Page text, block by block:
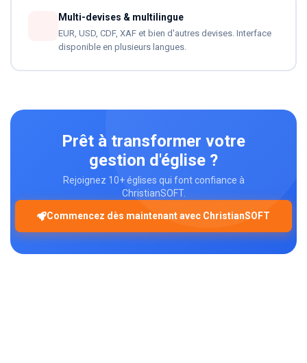
Multi-devises & multilingue
EUR, USD, CDF, XAF et bien d'autres devises. Interface
disponible en plusieurs langues.
Prêt à transformer votre
gestion d'église ?
Rejoignez 10+ églises qui font confiance à
ChristianSOFT.
Commencez dès maintenant avec ChristianSOFT